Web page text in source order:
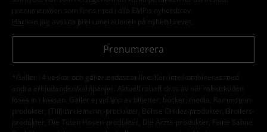
prenumeration som finns med i alla EMP:s nyhetsbrev.
Här kan jag avsluta prenumerationen på nyhetsbrevet.
Prenumerera
*Gäller i 4 veckor och gäller endast online. Kan inte kombineras med
andra erbjudanden/kampanjer. Aktuell rabatt dras av när rabattkoden
löses in i kassan. Gäller ej vid köp av biljetter, böcker, media, Rammstein-
produkter, (Till) Lindemann,-produkter, Böhse Onklez-produkter, Broilers-
produkter, Die Toten Hosen-produkter, Die Ärzte-produkter, Feine Sahne